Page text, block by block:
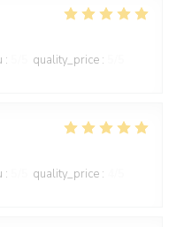
: quality_price :
: quality_price :